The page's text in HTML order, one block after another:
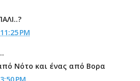
PM
Νότο και ένας από Βορα